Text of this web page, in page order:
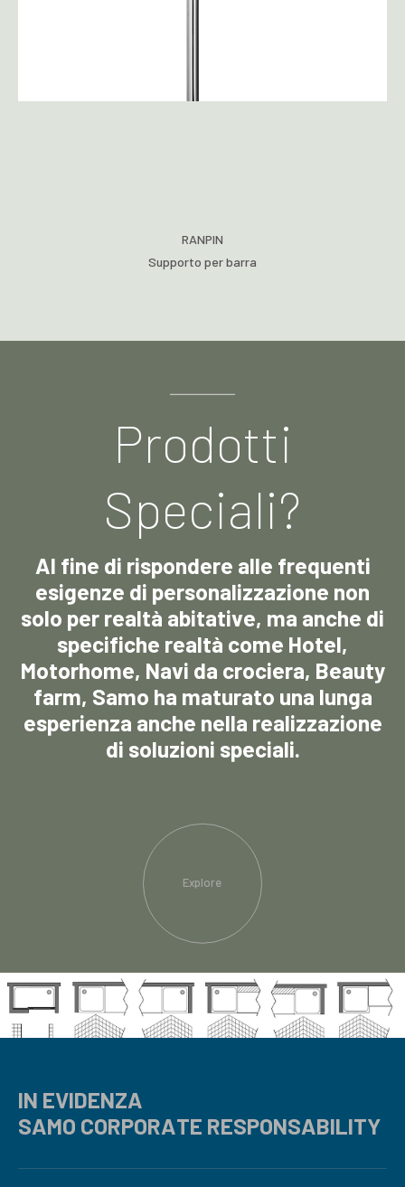
RANPIN
Supporto per barra
Prodotti
Speciali?
Al fine di rispondere alle frequenti
esigenze di personalizzazione non
solo per realtà abitative, ma anche di
specifiche realtà come Hotel,
Motorhome, Navi da crociera, Beauty
farm, Samo ha maturato una lunga
esperienza anche nella realizzazione
di soluzioni speciali.
Explore
IN EVIDENZA
SAMO CORPORATE RESPONSABILITY